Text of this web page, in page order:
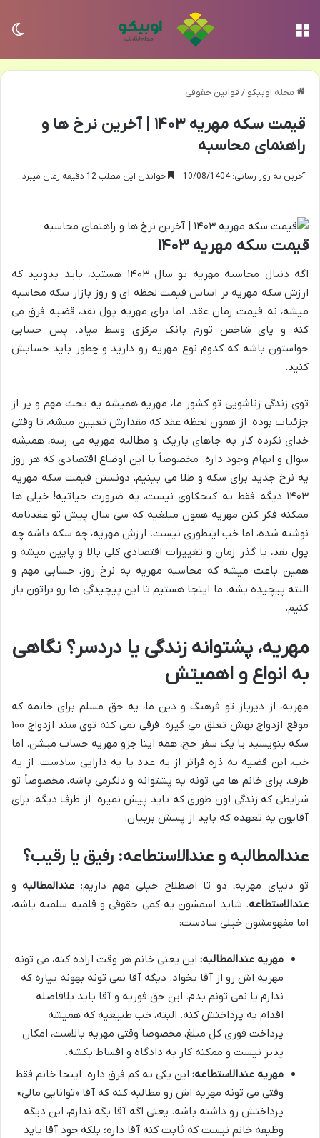
مجله اوبیکو / قوانین حقوقی
قیمت سکه مهریه ۱۴۰۳ | آخرین نرخ ها و
راهنمای محاسبه
آخرین به روز رسانی: 10/08/1404 خواندن این مطلب 12 دقیقه زمان میبرد
قیمت سکه مهریه ۱۴۰۳
اگه دنبال محاسبه مهریه تو سال ۱۴۰۳ هستید، باید بدونید که
ارزش سکه مهریه بر اساس قیمت لحظه ای و روز بازار سکه محاسبه
میشه، نه قیمت زمان عقد. اما برای مهریه پول نقد، قضیه فرق می
کنه و پای شاخص تورم بانک مرکزی وسط میاد. پس حسابی
حواستون باشه که کدوم نوع مهریه رو دارید و چطور باید حسابش
کنید.
توی زندگی زناشویی تو کشور ما، مهریه همیشه یه بحث مهم و پر از
جزئیات بوده. از همون لحظه عقد که مقدارش تعیین میشه، تا وقتی
خدای نکرده کار به جاهای باریک و مطالبه مهریه می رسه، همیشه
سوال و ابهام وجود داره. مخصوصاً با این اوضاع اقتصادی که هر روز
یه نرخ جدید برای سکه و طلا می بینیم، دونستن قیمت سکه مهریه
۱۴۰۳ دیگه فقط یه کنجکاوی نیست، یه ضرورت حیاتیه! خیلی ها
ممکنه فکر کنن مهریه همون مبلغیه که سی سال پیش تو عقدنامه
نوشته شده، اما خب اینطوری نیست. ارزش مهریه، چه سکه باشه چه
پول نقد، با گذر زمان و تغییرات اقتصادی کلی بالا و پایین میشه و
همین باعث میشه که محاسبه مهریه به نرخ روز، حسابی مهم و
البته پیچیده بشه. ما اینجا هستیم تا این پیچیدگی ها رو براتون باز
کنیم.
مهریه، پشتوانه زندگی یا دردسر؟ نگاهی
به انواع و اهمیتش
مهریه، از دیرباز تو فرهنگ و دین ما، یه حق مسلم برای خانمه که
موقع ازدواج بهش تعلق می گیره. فرقی نمی کنه توی سند ازدواج ۱۰۰
سکه بنویسید یا یک سفر حج، همه اینا جزو مهریه حساب میشن. اما
خب، این قضیه یه ذره فراتر از یه عدد یا یه دارایی سادست. از یه
طرف، برای خانم ها می تونه یه پشتوانه و دلگرمی باشه، مخصوصاً تو
شرایطی که زندگی اون طوری که باید پیش نمیره. از طرف دیگه، برای
آقایون یه تعهده که باید از پسش بربیان.
عندالمطالبه و عندالاستطاعه: رفیق یا رقیب؟
تو دنیای مهریه، دو تا اصطلاح خیلی مهم داریم: عندالمطالبه و
عندالاستطاعه. شاید اسمشون یه کمی حقوقی و قلمبه سلمبه باشه،
اما مفهومشون خیلی سادست:
مهریه عندالمطالبه: این یعنی خانم هر وقت اراده کنه، می تونه
مهریه اش رو از آقا بخواد. دیگه آقا نمی تونه بهونه بیاره که
ندارم یا نمی تونم بدم. این حق فوریه و آقا باید بلافاصله
اقدام به پرداختش کنه. البته، خب طبیعیه که همیشه
پرداخت فوری کل مبلغ، مخصوصا وقتی مهریه بالاست، امکان
پذیر نیست و ممکنه کار به دادگاه و اقساط بکشه.
مهریه عندالاستطاعه: این یکی یه کم فرق داره. اینجا خانم فقط
وقتی می تونه مهریه اش رو مطالبه کنه که آقا «توانایی مالی»
پرداختش رو داشته باشه. یعنی اگه آقا بگه ندارم، این دیگه
وظیفه خانم نیست که ثابت کنه آقا داره؛ بلکه خود آقا باید